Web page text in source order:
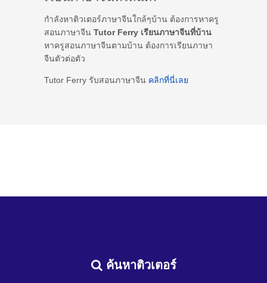
กำลังหาติวเตอร์ภาษาจีนใกล้ๆบ้าน ต้องการหาครู
สอนภาษาจีน Tutor Ferry เรียนภาษาจีนที่บ้าน
หาครูสอนภาษาจีนตามบ้าน ต้องการเรียนภาษา
จีนตัวต่อตัว
Tutor Ferry รับสอนภาษาจีน คลิกที่นี่เลย
ค้นหาติวเตอร์